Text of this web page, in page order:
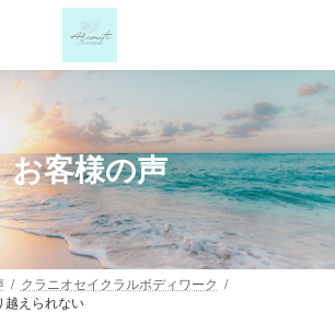
お客様の声
クラニオセイクラルボディワーク
越えられない